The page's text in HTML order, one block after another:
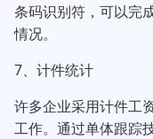
条码识别符，可以完
情况。
7、计件统计
许多企业采用计件工
工作。通过单体跟踪